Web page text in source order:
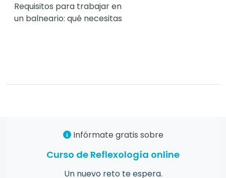
Requisitos para trabajar en
un balneario: qué necesitas
Infórmate gratis sobre
Curso de Reflexología online
Un nuevo reto te espera.